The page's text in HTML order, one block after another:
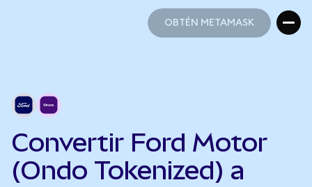
OBTÉN METAMASK
Convertir Ford Motor
(Ondo Tokenized) a